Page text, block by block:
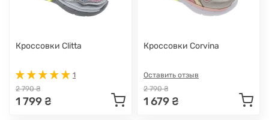
Кроссовки Clitta
1
2 790 ₴
1 799 ₴
Кроссовки Corvina
Оставить отзыв
2 790 ₴
1 679 ₴